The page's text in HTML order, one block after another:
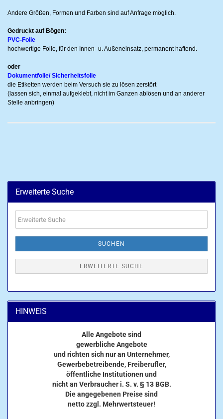
Andere Größen, Formen und Farben sind auf Anfrage möglich.
Gedruckt auf Bögen:
PVC-Folie
hochwertige Folie, für den Innen- u. Außeneinsatz, permanent haftend.
oder
Dokumentfolie/ Sicherheitsfolie
die Etiketten werden beim Versuch sie zu lösen zerstört
(lassen sich, einmal aufgeklebt, nicht im Ganzen ablösen und an anderer
Stelle anbringen)
Erweiterte Suche
Suche
SUCHEN
ERWEITERTE SUCHE
HINWEIS
Alle Angebote sind
gewerbliche Angebote
und richten sich nur an Unternehmer,
Gewerbebetreibende, Freiberufler,
öffentliche Institutionen und
nicht an Verbraucher i. S. v. § 13 BGB.
Die angegebenen Preise sind
netto zzgl. Mehrwertsteuer!